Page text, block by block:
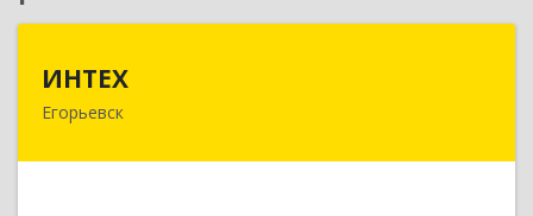
ИНТЕХ
Егорьевск
140300, Московская обл, Егорьевск г, 5-й мкр,